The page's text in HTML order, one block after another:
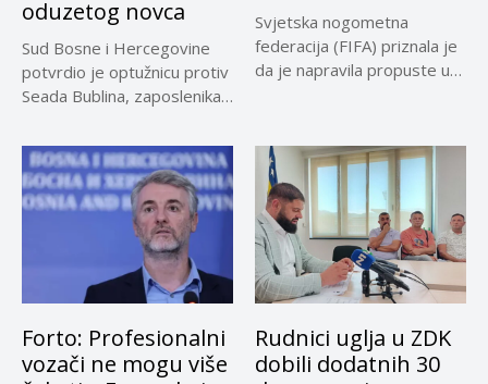
oduzetog novca
Sud Bosne i Hercegovine
potvrdio je optužnicu protiv
Seada Bublina, zaposlenika
Svjetska nogometna
federacija (FIFA) priznala je
da je napravila propuste u
Forto: Profesionalni
vozači ne mogu više
Rudnici uglja u ZDK
dobili dodatnih 30